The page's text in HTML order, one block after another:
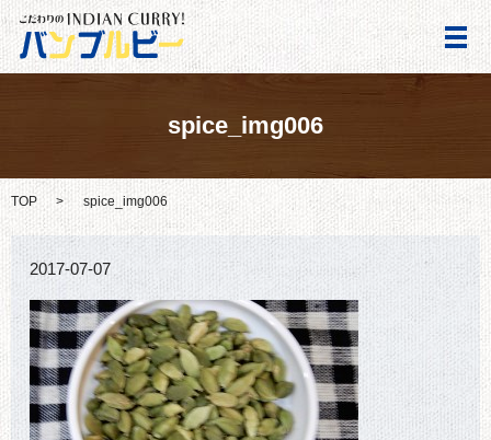
メ
spice_img006
TOP spice_img006
2017-07-07